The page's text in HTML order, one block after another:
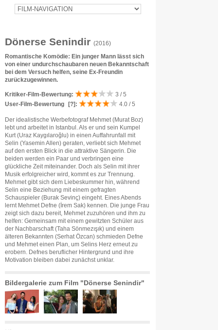
Dönerse Senindir (2016)
Romantische Komödie: Ein junger Mann lässt sich
von einer undurchschaubaren neuen Bekanntschaft
bei dem Versuch helfen, seine Ex-Freundin
zurückzugewinnen.
Kritiker-Film-Bewertung:
3 / 5
User-Film-Bewertung
[?] : 4.0 / 5
Der idealistische Werbefotograf Mehmet (Murat Boz)
lebt und arbeitet in Istanbul. Als er und sein Kumpel
Kurt (Uraz Kaygılaroğlu) in einen Auffahrunfall mit
Selin (Yasemin Allen) geraten, verliebt sich Mehmet
auf den ersten Blick in die attraktive Sängerin. Die
beiden werden ein Paar und verbringen eine
glückliche Zeit miteinander. Doch als Selin mit ihrer
Musik erfolgreicher wird, kommt es zur Trennung.
Mehmet gibt sich dem Liebeskummer hin, während
Selin eine Beziehung mit einem gefragten
Schauspieler (Burak Sevinç) eingeht. Eines Abends
lernt Mehmet Defne (İrem Sak) kennen. Die junge Frau
zeigt sich dazu bereit, Mehmet zuzuhören und ihm zu
helfen: Gemeinsam mit einem gewitzten Schüler aus
der Nachbarschaft (Taha Sönmezışık) und einem
älteren Bekannten (Serhat Özcan) schmieden Defne
und Mehmet einen Plan, um Selins Herz erneut zu
erobern. Defnes beruflicher Hintergrund und ihre
Motivation bleiben dabei zunächst unklar.
Bildergalerie zum Film "Dönerse Senindir"